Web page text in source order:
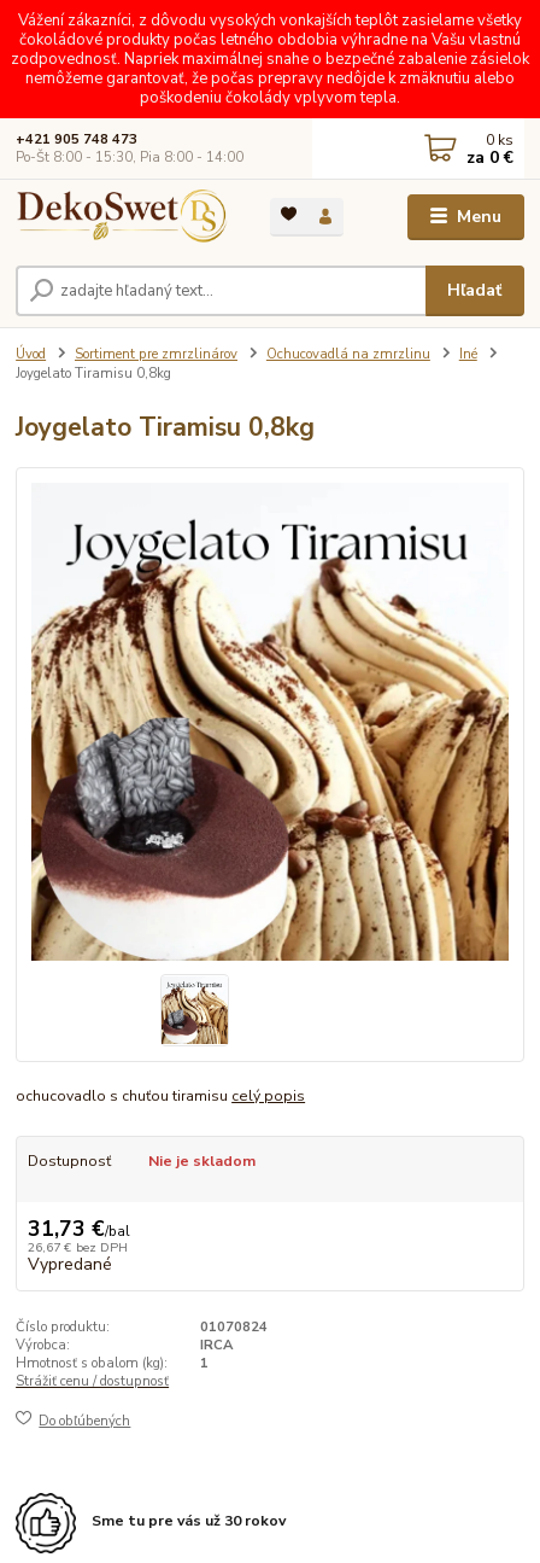
Vážení zákazníci, z dôvodu vysokých vonkajších teplôt zasielame všetky
čokoládové produkty počas letného obdobia výhradne na Vašu vlastnú
zodpovednosť. Napriek maximálnej snahe o bezpečné zabalenie zásielok
nemôžeme garantovať, že počas prepravy nedôjde k zmäknutiu alebo
poškodeniu čokolády vplyvom tepla.
Menu
Hľadať
+421 905 748 473
Po-Št 8:00 - 15:30, Pia 8:00 - 14:00
0 ks
za 0 €
Úvod Sortiment pre zmrzlinárov Ochucovadlá na zmrzlinu
Iné
Joygelato Tiramisu 0,8kg
Joygelato Tiramisu 0,8kg
ochucovadlo s chuťou tiramisu celý popis
Dostupnosť Nie je skladom
31,73 €/bal
26,67 € bez DPH
Vypredané
Číslo produktu:
01070824
Výrobca:
IRCA
Hmotnosť s obalom (kg):
1
Strážiť cenu / dostupnosť
Do obľúbených
Sme tu pre vás už 30 rokov